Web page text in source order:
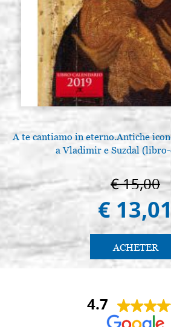
A te cantiamo in eterno.Antiche
a Vladimir e Suzdal
€ 15,00
€
ACHETER
4.7